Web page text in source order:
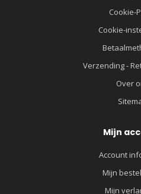
Cookie-
Cookie-
Verzending -
Over
Mijn
Account
Mijn
Mijn